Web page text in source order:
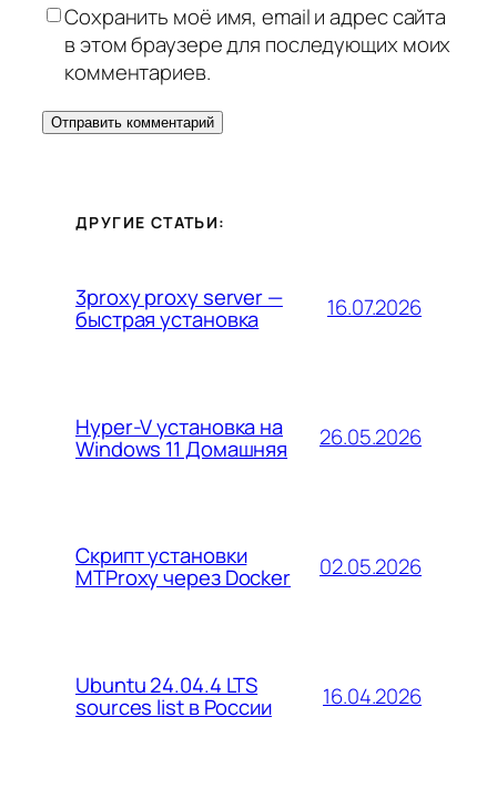
Сохранить моё имя, email и адрес сайта
в этом браузере для последующих моих
комментариев.
ДРУГИЕ СТАТЬИ:
3proxy proxy server —
быстрая установка 16.07.2026
Hyper-V установка на
Windows 11 Домашняя 26.05.2026
Скрипт установки
MTProxy через Docker 02.05.2026
Ubuntu 24.04.4 LTS
sources list в России 16.04.2026